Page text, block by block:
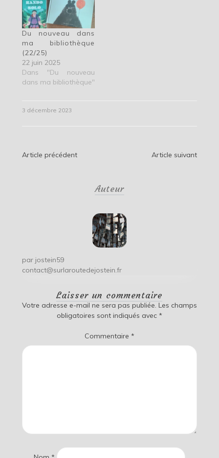
Du nouveau dans
ma bibliothèque
(22/25)
22 juin 2025
Dans "Du nouveau
dans ma bibliothèque"
3 décembre 2023
Navigation
Article précédent Article suivant
Auteur
par jostein59
contact@surlaroutedejostein.fr
Laisser un commentaire
Votre adresse e-mail ne sera pas publiée. Les champs
obligatoires sont indiqués avec *
Commentaire *